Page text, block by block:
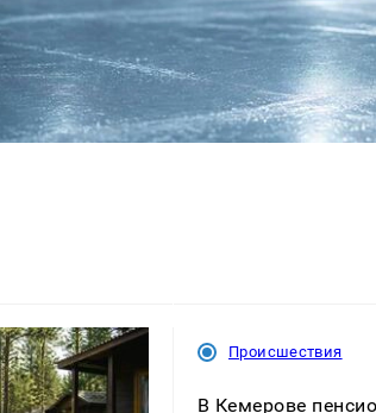
Происшествия
В Кемерове